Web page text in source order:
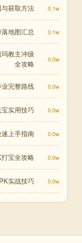
获取方法 0.1w
地图汇总 0.1w
教主冲级
全攻略
0.0w
完整路线 0.0w
实用技巧 0.0w
上手指南 0.0w
宝全攻略 0.0w
实战技巧 0.0w